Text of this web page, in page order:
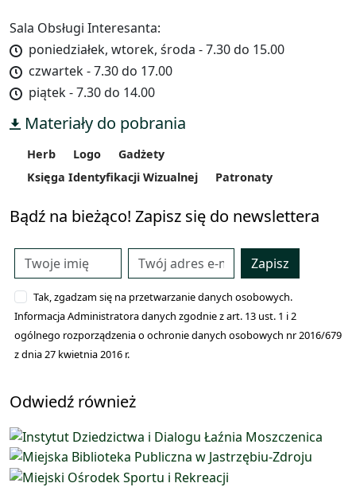
Sala Obsługi Interesanta:
poniedziałek, wtorek, środa - 7.30 do 15.00
czwartek - 7.30 do 17.00
piątek - 7.30 do 14.00
Materiały do pobrania
Herb Logo
Gadżety
Księga Identyfikacji Wizualnej
Patronaty
Bądź na bieżąco! Zapisz się do newslettera
Zapisz
Tak, zgadzam się na przetwarzanie danych osobowych.
Informacja Administratora danych zgodnie z art. 13 ust. 1 i 2
ogólnego rozporządzenia o ochronie danych osobowych nr 2016/679
z dnia 27 kwietnia 2016 r.
Odwiedź również